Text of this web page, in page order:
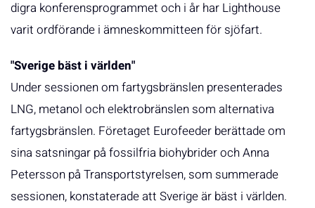
digra konferensprogrammet och i år har Lighthouse
varit ordförande i ämneskommitteen för sjöfart.
"Sverige bäst i världen"
Under sessionen om fartygsbränslen presenterades
LNG, metanol och elektrobränslen som alternativa
fartygsbränslen. Företaget Eurofeeder berättade om
sina satsningar på fossilfria biohybrider och Anna
Petersson på Transportstyrelsen, som summerade
sessionen, konstaterade att Sverige är bäst i världen.